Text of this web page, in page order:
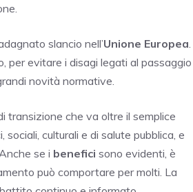
slancio nell’Unione Europea
per evitare i disagi legati al passaggio
novità normative.
transizione che va oltre il semplice
culturali e di salute pubblica, e
se i benefici sono evidenti, è
può comportare per molti. La